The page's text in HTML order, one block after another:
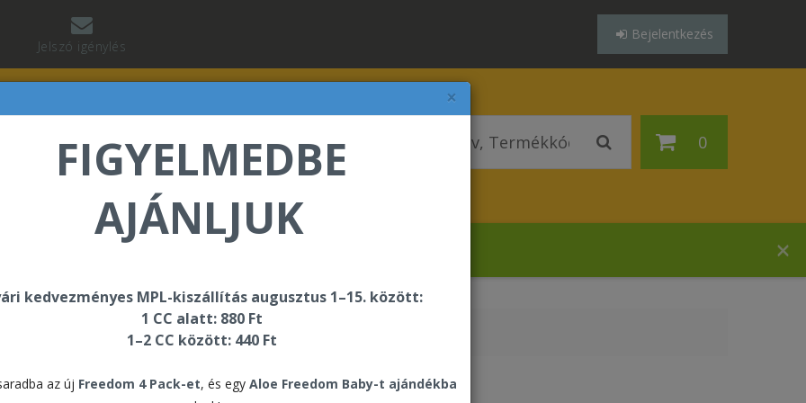
×
FIGYELMEDBE
AJÁNLJUK
kedvezményes MPL-kiszállítás augusztus 1–15. között:
1 CC alatt: 880 Ft
1–2 CC között: 440 Ft
az új Freedom 4 Pack-et, és egy Aloe Freedom Baby-t ajándékba
Jelszó igénylés
Bejelentkezés
0
Szerződési Feltételek